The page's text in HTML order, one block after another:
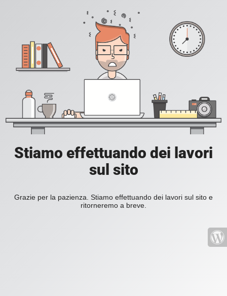
Stiamo effettuando dei lavori
sul sito
Grazie per la pazienza. Stiamo effettuando dei lavori sul sito e
ritorneremo a breve.